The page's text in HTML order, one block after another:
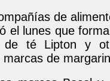
de
el lunes que
de té Lipton y
de